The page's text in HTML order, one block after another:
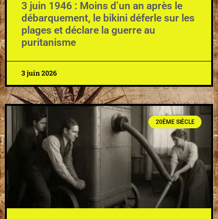
3 juin 1946 : Moins d’un an après le
débarquement, le bikini déferle sur les
plages et déclare la guerre au
puritanisme
3 juin 2026
20ÈME SIÈCLE